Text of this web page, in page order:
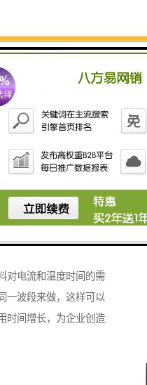
面、座垫表面LOGO、
压花不需要过高的温
它模具相符合的数值即
可以压出凹凸效果，
、皮衣各种配饰压花，
节到150℃以上，高频电
时需注意的事项就是：
对电流和温度时间的需
一波段来做，这样可以
时间增长，为企业创造